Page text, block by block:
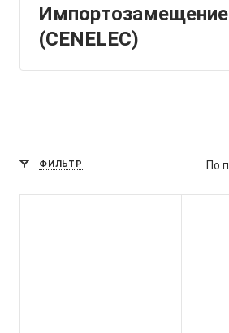
Импортозамещение
(CENELEC)
ФИЛЬТР